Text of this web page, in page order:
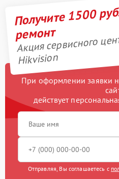
Получите 1500
ремонт
Акция сервисного
Hikvision
При оформлении заявки
действует
Отправляя, Вы соглашаетесь с